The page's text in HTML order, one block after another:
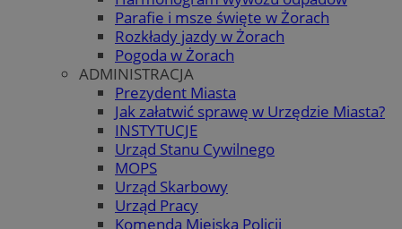
Parafie i msze święte w Żorach
Rozkłady jazdy w Żorach
Pogoda w Żorach
ADMINISTRACJA
Prezydent Miasta
Jak załatwić sprawę w Urzędzie Miasta?
INSTYTUCJE
Urząd Stanu Cywilnego
MOPS
Urząd Skarbowy
Urząd Pracy
Komenda Miejska Policji